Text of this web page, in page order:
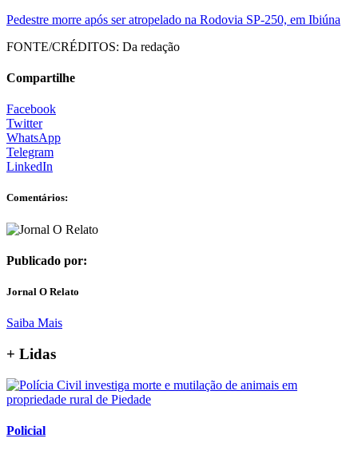
Pedestre morre após ser atropelado na Rodovia SP-250, em Ibiúna
FONTE/CRÉDITOS: Da redação
Compartilhe
Facebook
Twitter
WhatsApp
Telegram
LinkedIn
Comentários:
Publicado por:
Jornal O Relato
Saiba Mais
+ Lidas
Policial